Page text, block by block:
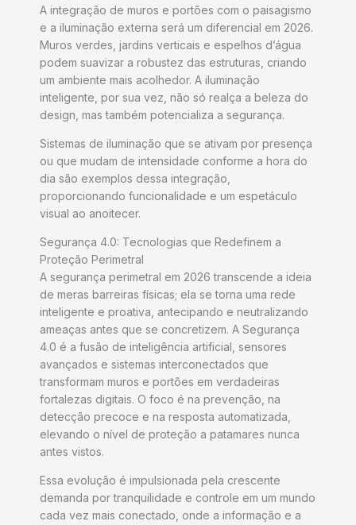
A integração de muros e portões com o paisagismo
e a iluminação externa será um diferencial em 2026.
Muros verdes, jardins verticais e espelhos d’água
podem suavizar a robustez das estruturas, criando
um ambiente mais acolhedor. A iluminação
inteligente, por sua vez, não só realça a beleza do
design, mas também potencializa a segurança.
Sistemas de iluminação que se ativam por presença
ou que mudam de intensidade conforme a hora do
dia são exemplos dessa integração,
proporcionando funcionalidade e um espetáculo
visual ao anoitecer.
Segurança 4.0: Tecnologias que Redefinem a
Proteção Perimetral
A segurança perimetral em 2026 transcende a ideia
de meras barreiras físicas; ela se torna uma rede
inteligente e proativa, antecipando e neutralizando
ameaças antes que se concretizem. A Segurança
4.0 é a fusão de inteligência artificial, sensores
avançados e sistemas interconectados que
transformam muros e portões em verdadeiras
fortalezas digitais. O foco é na prevenção, na
detecção precoce e na resposta automatizada,
elevando o nível de proteção a patamares nunca
antes vistos.
Essa evolução é impulsionada pela crescente
demanda por tranquilidade e controle em um mundo
cada vez mais conectado, onde a informação e a